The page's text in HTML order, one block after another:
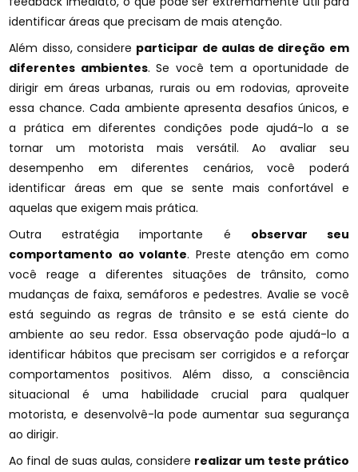
identificar áreas que precisam de mais atenção.
Além disso, considere participar de aulas de direção em
diferentes ambientes. Se você tem a oportunidade de
dirigir em áreas urbanas, rurais ou em rodovias, aproveite
essa chance. Cada ambiente apresenta desafios únicos, e
a prática em diferentes condições pode ajudá-lo a se
tornar um motorista mais versátil. Ao avaliar seu
desempenho em diferentes cenários, você poderá
identificar áreas em que se sente mais confortável e
aquelas que exigem mais prática.
Outra estratégia importante é observar seu
comportamento ao volante. Preste atenção em como
você reage a diferentes situações de trânsito, como
mudanças de faixa, semáforos e pedestres. Avalie se você
está seguindo as regras de trânsito e se está ciente do
ambiente ao seu redor. Essa observação pode ajudá-lo a
identificar hábitos que precisam ser corrigidos e a reforçar
comportamentos positivos. Além disso, a consciência
situacional é uma habilidade crucial para qualquer
motorista, e desenvolvê-la pode aumentar sua segurança
ao dirigir.
Ao final de suas aulas, considere realizar um teste prático